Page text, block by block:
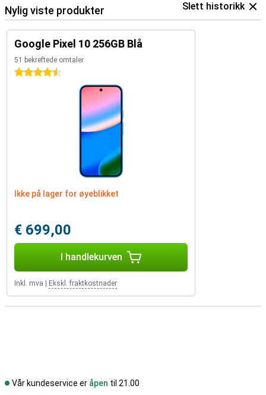
Nylig viste produkter Slett historikk
Google Pixel 10 256GB Blå
51 bekreftede omtaler
4.5 stjerner
Ikke på lager for øyeblikket
€ 699,00
I handlekurven
Inkl. mva Ekskl. fraktkostnader
Vår kundeservice er åpen til 21.00